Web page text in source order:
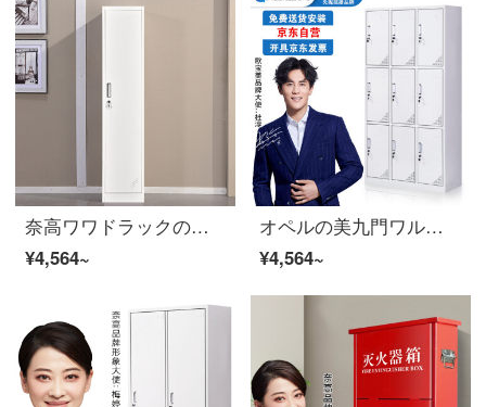
奈高ワワドラックの一門の従業員棚鋼製の事務所の寮のロッカーの鉄皮の箱のシングルドアの純白
¥4,564~
オペルの美九門ワルドラックロッカーロッカーロッカー
¥4,564~